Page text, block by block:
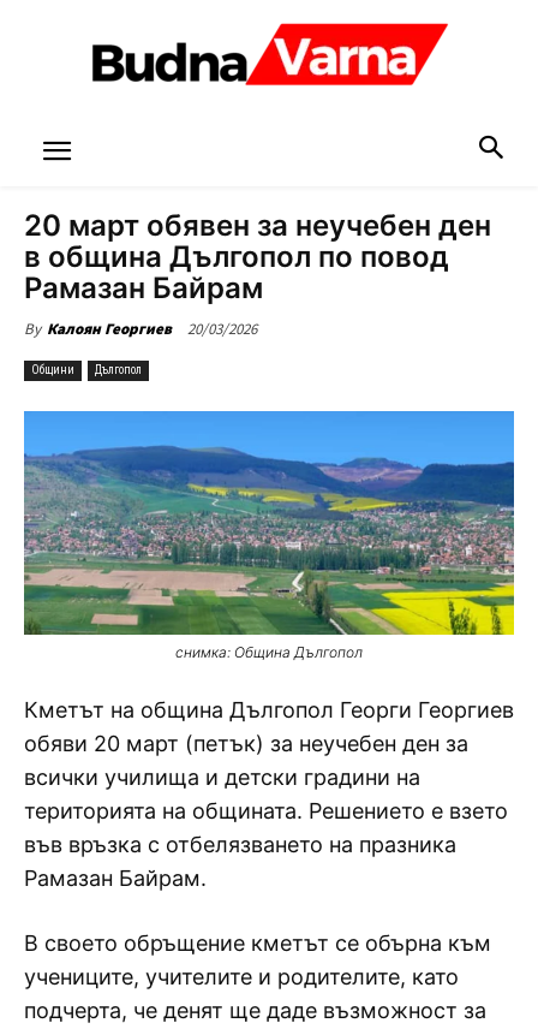
20 март обявен за неучебен ден
в община Дългопол по повод
Рамазан Байрам
By Калоян Георгиев 20/03/2026
Общини Дългопол
снимка: Община Дългопол
Кметът на община Дългопол Георги Георгиев
обяви 20 март (петък) за неучебен ден за
всички училища и детски градини на
територията на общината. Решението е взето
във връзка с отбелязването на празника
Рамазан Байрам.
В своето обръщение кметът се обърна към
учениците, учителите и родителите, като
подчерта, че денят ще даде възможност за